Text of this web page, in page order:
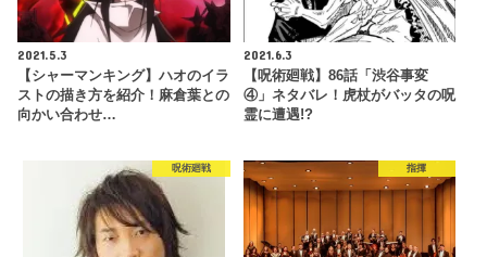
2021.5.3
【シャーマンキング】ハオのイラ
ストの描き方を紹介！麻倉葉との
向かい合わせ…
2021.6.3
【呪術廻戦】86話「渋谷事変
④」ネタバレ！虎杖がバッタの呪
霊に遭遇!?
呪術廻戦 指揮